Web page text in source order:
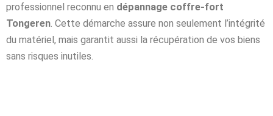
professionnel reconnu en dépannage coffre-fort
Tongeren. Cette démarche assure non seulement l’intégrité
du matériel, mais garantit aussi la récupération de vos biens
sans risques inutiles.